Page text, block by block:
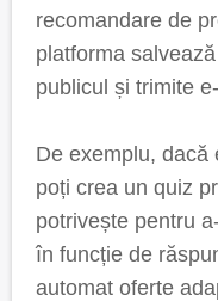
recomandare de
platforma
publicul și trimite
De exemplu, dacă
poți crea un quiz
potrivește pentru
în funcție de
automat oferte